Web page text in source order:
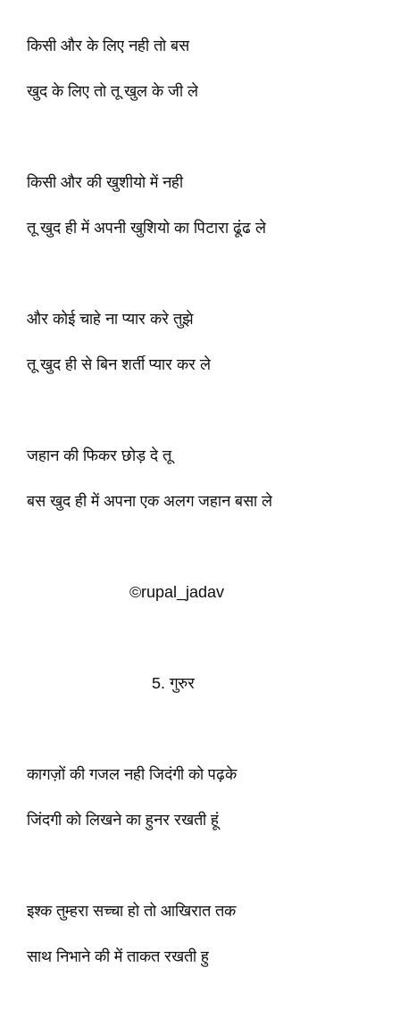
किसी और के लिए नही तो बस
खुद के लिए तो तू खुल के जी ले
किसी और की खुशीयो में नही
तू खुद ही में अपनी खुशियो का पिटारा ढूंढ ले
और कोई चाहे ना प्यार करे तुझे
तू खुद ही से बिन शर्ती प्यार कर ले
जहान की फिकर छोड़ दे तू
बस खुद ही में अपना एक अलग जहान बसा ले
©rupal_jadav
5. गुरुर
कागज़ों की गजल नही जिदंगी को पढ़के
जिंदगी को लिखने का हुनर रखती हूं
इश्क तुम्हरा सच्चा हो तो आखिरात तक
साथ निभाने की में ताकत रखती हु